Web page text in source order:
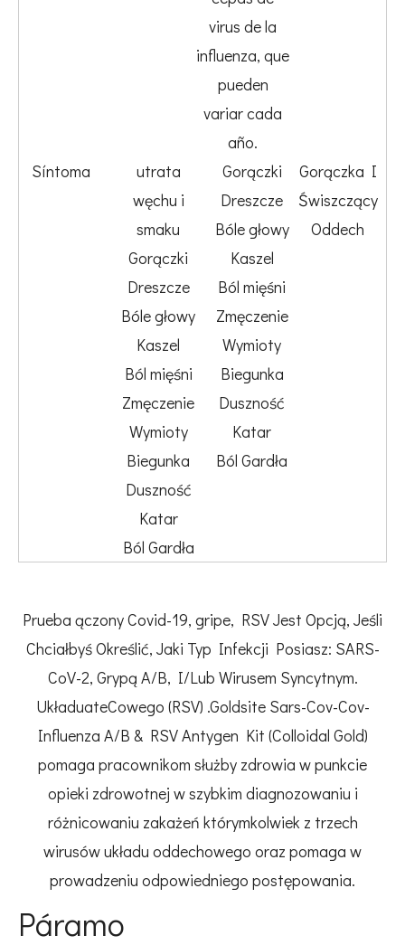
virus de la
influenza, que
pueden
variar cada
año.
Síntoma
utrata
węchu i
smaku
Gorączki
Dreszcze
Bóle głowy
Kaszel
Ból mięśni
Zmęczenie
Wymioty
Biegunka
Duszność
Katar
Ból Gardła
Gorączki
Dreszcze
Bóle głowy
Kaszel
Ból mięśni
Zmęczenie
Wymioty
Biegunka
Duszność
Katar
Ból Gardła
Gorączka I
Świszczący
Oddech
Prueba ączony Covid-19, gripe, RSV Jest Opcją, Jeśli
Chciałbyś Określić, Jaki Typ Infekcji Posiasz: SARS-
CoV-2, Grypą A/B, I/Lub Wirusem Syncytnym.
UkładuateCowego (RSV) .Goldsite Sars-Cov-Cov-
Influenza A/B & RSV Antygen Kit (Colloidal Gold)
pomaga pracownikom służby zdrowia w punkcie
opieki zdrowotnej w szybkim diagnozowaniu i
różnicowaniu zakażeń którymkolwiek z trzech
wirusów układu oddechowego oraz pomaga w
prowadzeniu odpowiedniego postępowania.
Páramo